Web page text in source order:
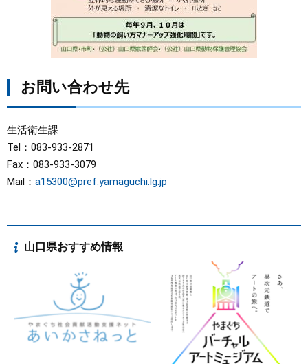
お問い合わせ先
生活衛生課
Tel：083-933-2871
Fax：083-933-3079
Mail： a15300@pref.yamaguchi.lg.jp
山口県おすすめ情報